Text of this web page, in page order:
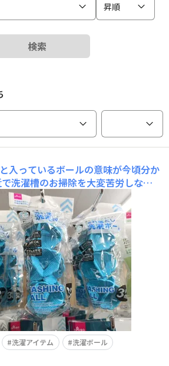
昇順
検索
入っているボールの意味が今頃分か
洗濯槽のお掃除を大変苦労しなが
あまり行かない洗濯アイテムのコー
にいつも入っている変な形のボール
たが（姉が買って入れている）、今
やっと意味が分かりました（笑）お
の際に一緒に入れておくことで、衣
洗濯アイテム
洗濯ボール